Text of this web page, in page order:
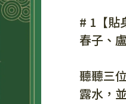
# 1【貼
春子、
聽聽三
露水，